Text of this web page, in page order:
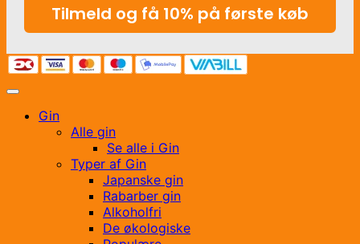
Tilmeld og få 10% på første køb
Gin
Alle gin
Se alle i Gin
Typer af Gin
Japanske gin
Rabarber gin
Alkoholfri
De økologiske